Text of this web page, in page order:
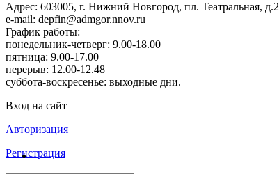
Адрес: 603005, г. Нижний Новгород, пл. Театральная, д.2
e-mail: depfin@admgor.nnov.ru
График работы:
понедельник-четверг: 9.00-18.00
пятница: 9.00-17.00
перерыв: 12.00-12.48
суббота-воскресенье: выходные дни.
Вход на сайт
Авторизация
Регистрация